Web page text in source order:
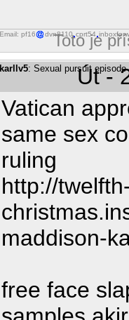
Email: pf16 dvn8110 cprt54
Toto je
karllv5: Sexual pursuitÚt -
Vatican
same sex
ruling
http://
maddison-
free face